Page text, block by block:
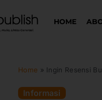
HOME
Home » Ingin Resensi
Informasi